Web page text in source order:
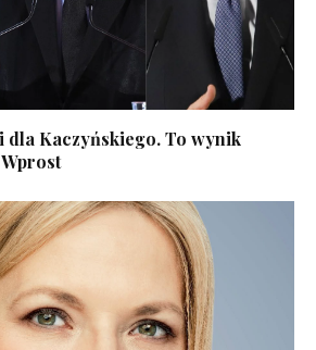
dla Kaczyńskiego. To wynik